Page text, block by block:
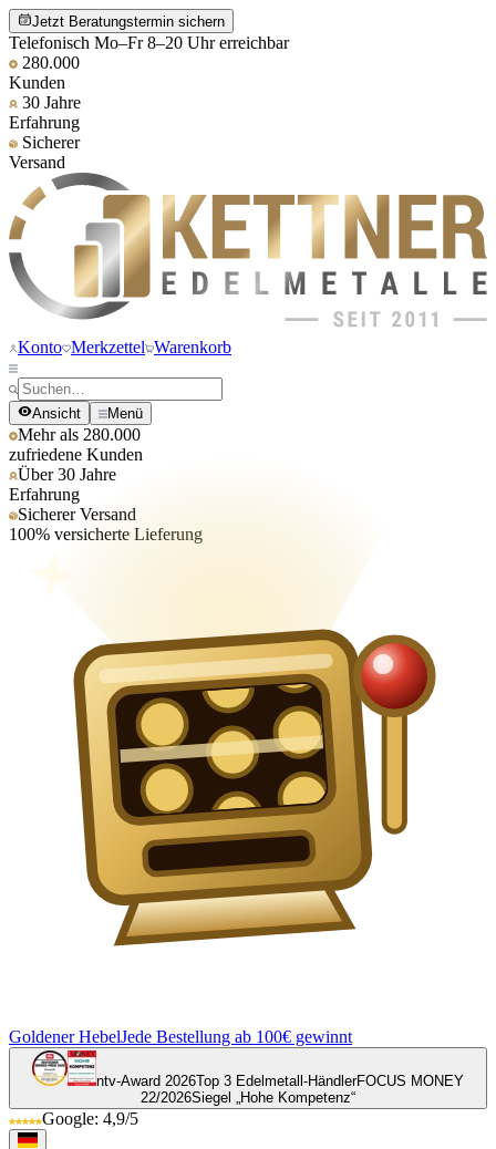
Jetzt Beratungstermin sichern
Telefonisch Mo–Fr 8–20 Uhr erreichbar
280.000
Kunden
30 Jahre
Erfahrung
Sicherer
Versand
Konto Merkzettel Warenkorb
Ansicht Menü
Mehr als 280.000
zufriedene Kunden
Über 30 Jahre
Erfahrung
Sicherer Versand
100% versicherte Lieferung
Goldener HebelJede Bestellung ab 100€ gewinnt
ntv-Award 2026Top 3 Edelmetall-HändlerFOCUS MONEY
22/2026Siegel „Hohe Kompetenz“
Google: 4,9/5